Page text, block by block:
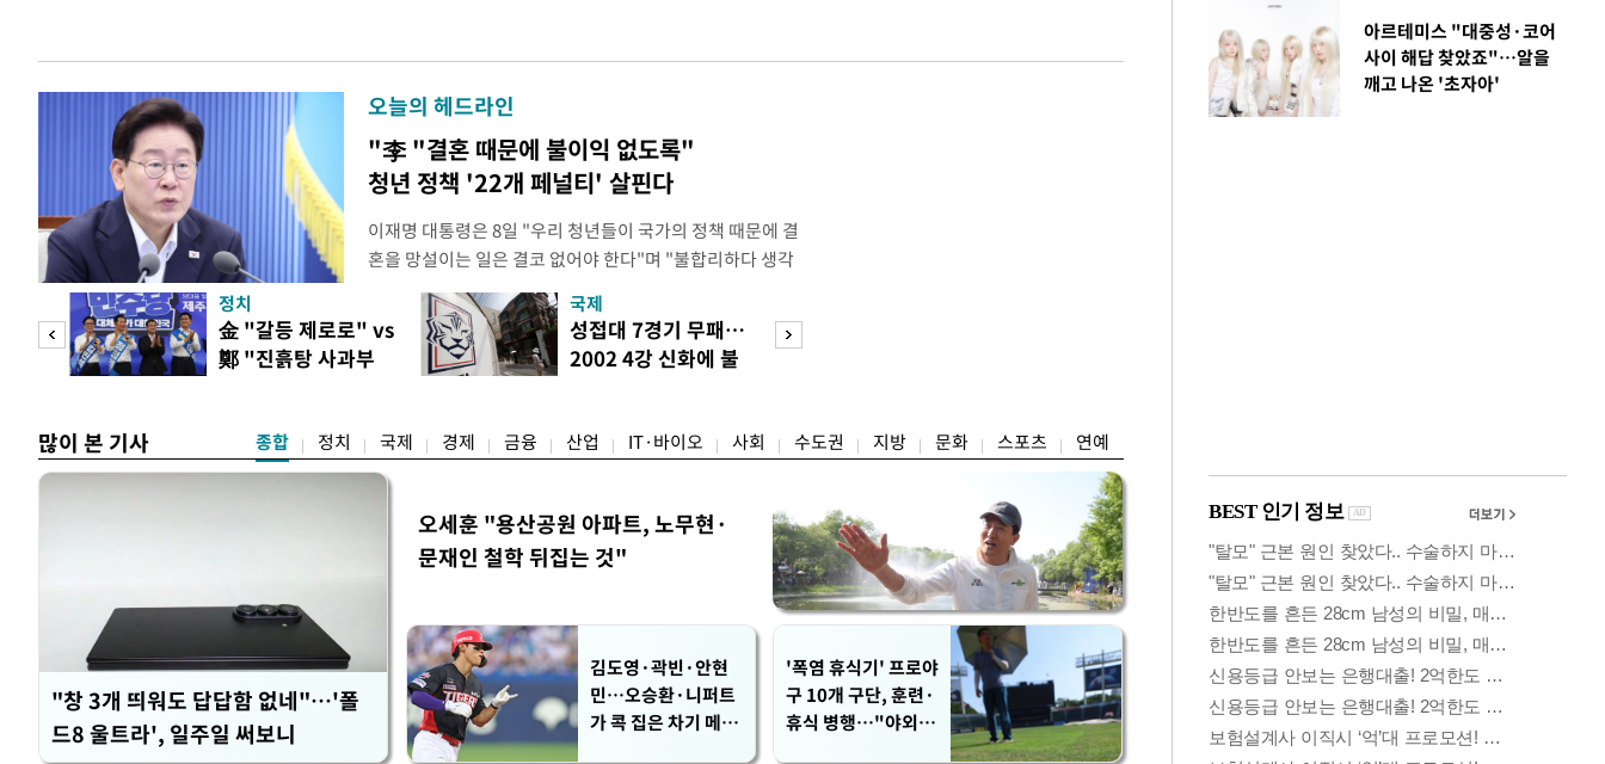
오늘의 헤드라인
"李 "결혼 때문에 불이익 없도록"
청년 정책 '22개 페널티' 살핀다
이재명 대통령은 8일 "우리 청년들이 국가의 정책 때문에 결
혼을 망설이는 일은 결코 없어야 한다"며 "불합리하다 생각
하는 제도가 있을 경우 편하게 말씀해주시면 좋겠다"고 했
다. 이 대통령은 이날 오후 X(옛 트위터)에 '청년들의 목소리
로 찾은 결혼 페널티 22개' 자료를 공유하며 이같이 적었다.
이 대통령은 "결혼으로 인해 겪을 수 있는 제도
정치
金 "갈등 제로로" vs
鄭 "진흙탕 사과부
국제
성접대 7경기 무패…
2002 4강 신화에 불
많이 본 기사 종합 정치 국제 경제 금융 산업 IT·바이오 사회 수도권 지방 문화 스포츠 연예
"창 3개 띄워도 답답함 없네"…'폴
드8 울트라', 일주일 써보니
오세훈 "용산공원 아파트, 노무현·
문재인 철학 뒤집는 것"
김도영·곽빈·안현
민…오승환·니퍼트
가 콕 집은 차기 메이
'폭염 휴식기' 프로야
구 10개 구단, 훈련·
휴식 병행…"야외 훈
아르테미스 "대중성·코어
사이 해답 찾았죠"…알을
깨고 나온 '초자아'